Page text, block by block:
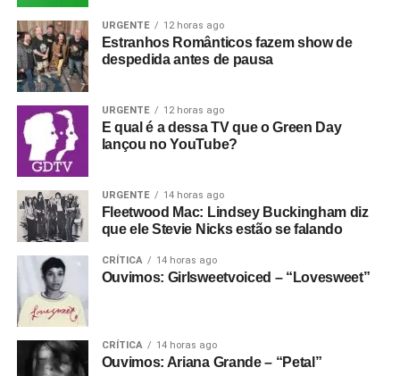
URGENTE 12 horas ago
Estranhos Românticos fazem show de
despedida antes de pausa
URGENTE 12 horas ago
E qual é a dessa TV que o Green Day
lançou no YouTube?
URGENTE 14 horas ago
Fleetwood Mac: Lindsey Buckingham diz
que ele Stevie Nicks estão se falando
CRÍTICA 14 horas ago
Ouvimos: Girlsweetvoiced – “Lovesweet”
CRÍTICA 14 horas ago
Ouvimos: Ariana Grande – “Petal”